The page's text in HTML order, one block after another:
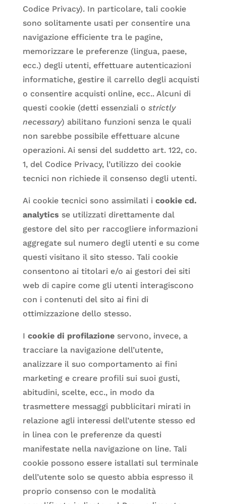
Codice Privacy). In particolare, tali cookie
sono solitamente usati per consentire una
navigazione efficiente tra le pagine,
memorizzare le preferenze (lingua, paese,
ecc.) degli utenti, effettuare autenticazioni
informatiche, gestire il carrello degli acquisti
o consentire acquisti online, ecc.. Alcuni di
questi cookie (detti essenziali o strictly
necessary) abilitano funzioni senza le quali
non sarebbe possibile effettuare alcune
operazioni. Ai sensi del suddetto art. 122, co.
1, del Codice Privacy, l’utilizzo dei cookie
tecnici non richiede il consenso degli utenti.
Ai cookie tecnici sono assimilati i cookie cd.
analytics se utilizzati direttamente dal
gestore del sito per raccogliere informazioni
aggregate sul numero degli utenti e su come
questi visitano il sito stesso. Tali cookie
consentono ai titolari e/o ai gestori dei siti
web di capire come gli utenti interagiscono
con i contenuti del sito ai fini di
ottimizzazione dello stesso.
I cookie di profilazioneservono, invece, a
tracciare la navigazione dell’utente,
analizzare il suo comportamento ai fini
marketing e creare profili sui suoi gusti,
abitudini, scelte, ecc., in modo da
trasmettere messaggi pubblicitari mirati in
relazione agli interessi dell’utente stesso ed
in linea con le preferenze da questi
manifestate nella navigazione on line. Tali
cookie possono essere istallati sul terminale
dell’utente solo se questo abbia espresso il
proprio consenso con le modalità